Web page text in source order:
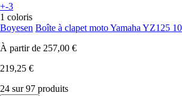
+-3
1 coloris
Boyesen Boîte à clapet moto Yamaha YZ125
À partir de 257,00 €
219,25 €
24 sur 97 produits